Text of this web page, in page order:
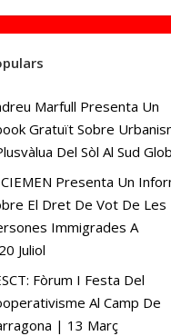
Marfull Presenta Un
Gratuït Sobre
Del Sòl Al Sud
CIEMEN Presenta Un
El Dret De Vot De Les
Immigrades A
Juliol
Fòrum I Festa Del
Al Camp De
| 13 Març